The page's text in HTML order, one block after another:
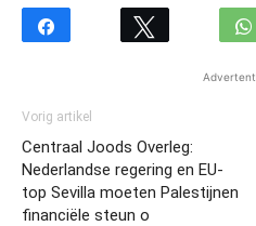
Vorig artikel
Centraal Joods Overleg:
Nederlandse regering en EU-
top Sevilla moeten Palestijnen
financiële steun o